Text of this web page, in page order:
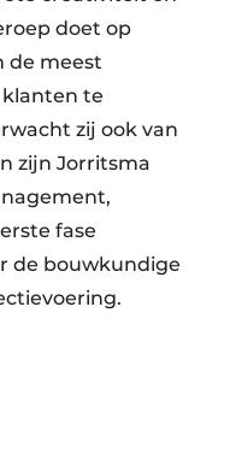
doet op
de meest
te
zij ook van
zijn Jorritsma
fase
de bouwkundige